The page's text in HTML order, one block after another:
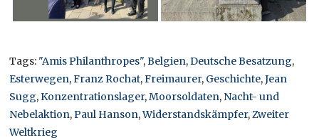
Tags: "Amis Philanthropes",Belgien,Deutsche Besatzung,
Esterwegen,Franz Rochat,Freimaurer, Geschichte,Jean
Sugg,Konzentrationslager,Moorsoldaten, Nacht- und
Nebelaktion,Paul Hanson,Widerstandskämpfer,Zweiter
Weltkrieg